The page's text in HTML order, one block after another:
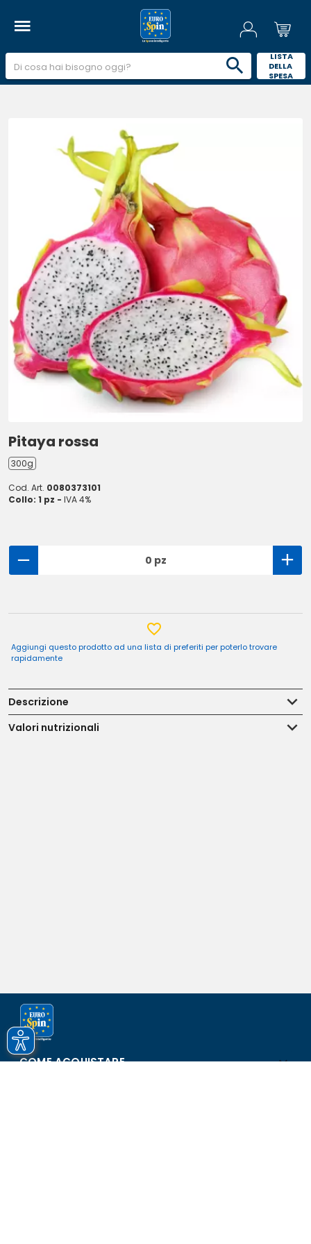
LISTA
DELLA
SPESA
Pitaya rossa
300g
Cod. Art. 0080373101
Collo: 1 pz - IVA 4%
0 pz
Aggiungi questo prodotto ad una lista di preferiti per poterlo trovare
rapidamente
Descrizione
Valori nutrizionali
COME ACQUISTARE